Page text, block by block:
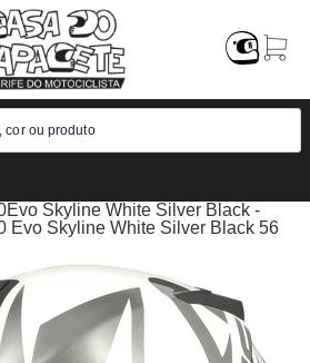
Skyline White Silver Black -
Evo Skyline White Silver Black 56